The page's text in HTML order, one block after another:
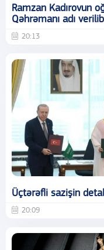
Ramzan Kadırovun
Qəhrəmanı adı verilib
20:13
Üçtərəfli sazişin
20:09